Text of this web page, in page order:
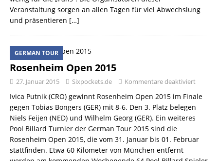
Veranstaltung sorgen an allen Tagen für viel Abwechslung
und präsentieren […]
GERMAN TOUR
Rosenheim Open 2015
27. Januar 2015 Sixpockets.de Kommentare deaktiviert
Ivica Putnik (CRO) gewinnt Rosenheim Open 2015 im Finale
gegen Tobias Bongers (GER) mit 8-6. Den 3. Platz belegen
Niels Feijen (NED) und Wilhelm Georg (GER). Ein weiteres
Pool Billard Turnier der German Tour 2015 sind die
Rosenheim Open 2015, die vom 31. Januar bis 01. Februar
stattfinden. Etwa 60 Kilometer von München entfernt